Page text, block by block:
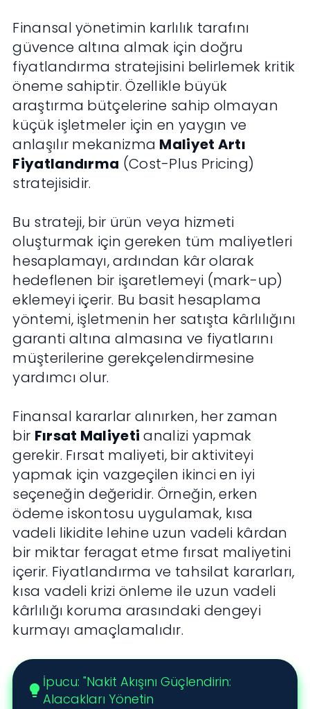
Finansal yönetimin karlılık tarafını
güvence altına almak için doğru
fiyatlandırma stratejisini belirlemek kritik
öneme sahiptir. Özellikle büyük
araştırma bütçelerine sahip olmayan
küçük işletmeler için en yaygın ve
anlaşılır mekanizma Maliyet Artı
Fiyatlandırma (Cost-Plus Pricing)
stratejisidir.
Bu strateji, bir ürün veya hizmeti
oluşturmak için gereken tüm maliyetleri
hesaplamayı, ardından kâr olarak
hedeflenen bir işaretlemeyi (mark-up)
eklemeyi içerir. Bu basit hesaplama
yöntemi, işletmenin her satışta kârlılığını
garanti altına almasına ve fiyatlarını
müşterilerine gerekçelendirmesine
yardımcı olur.
Finansal kararlar alınırken, her zaman
bir Fırsat Maliyeti analizi yapmak
gerekir. Fırsat maliyeti, bir aktiviteyi
yapmak için vazgeçilen ikinci en iyi
seçeneğin değeridir. Örneğin, erken
ödeme iskontosu uygulamak, kısa
vadeli likidite lehine uzun vadeli kârdan
bir miktar feragat etme fırsat maliyetini
içerir. Fiyatlandırma ve tahsilat kararları,
kısa vadeli krizi önleme ile uzun vadeli
kârlılığı koruma arasındaki dengeyi
kurmayı amaçlamalıdır.
lightbulb İpucu: "Nakit Akışını Güçlendirin:
Alacakları Yönetin